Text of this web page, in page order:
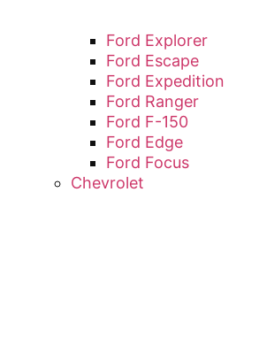
Ford Explorer
Ford Escape
Ford Expedition
Ford Ranger
Ford F-150
Ford Edge
Ford Focus
Chevrolet